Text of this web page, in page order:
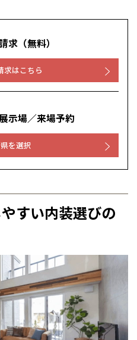
求（無料）
求はこちら
示場／来場予約
を選択
すい内装選びの